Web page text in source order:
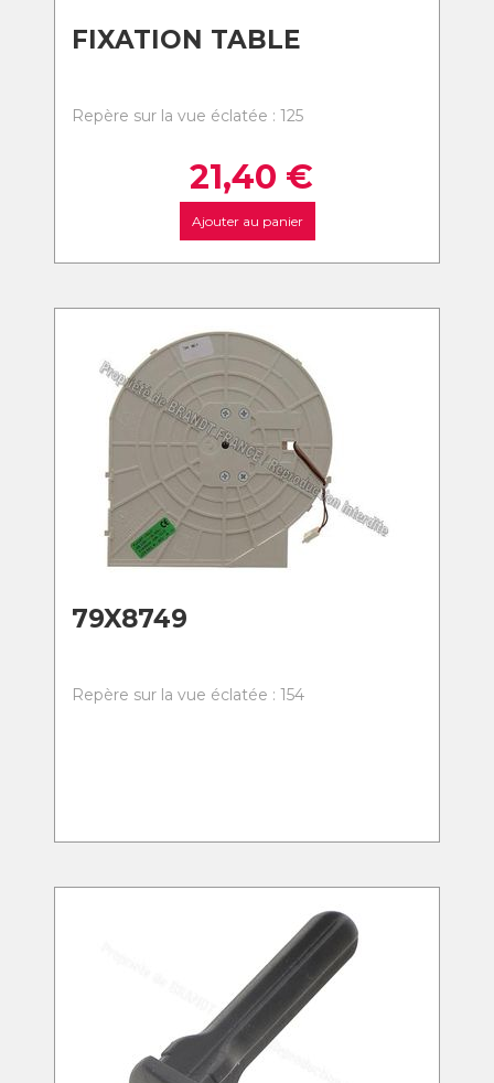
FIXATION TABLE
Repère sur la vue éclatée : 125
21,40 €
Ajouter au panier
79X8749
Repère sur la vue éclatée : 154